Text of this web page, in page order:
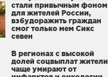
стали привычным фоном
для жителей России,
взбудоражить граждан
смог только мем Сикс
севен
В регионах с высокой
долей соцвыплат жители
чаще умирают от